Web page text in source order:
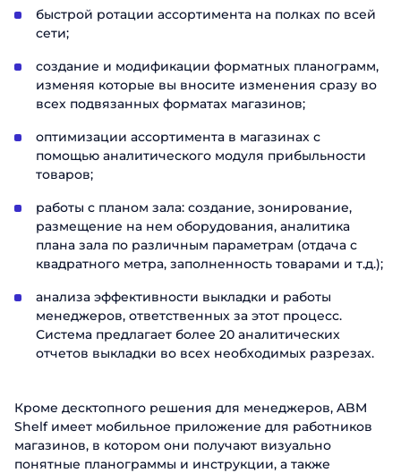
быстрой ротации ассортимента на полках по всей
сети;
создание и модификации форматных планограмм,
изменяя которые вы вносите изменения сразу во
всех подвязанных форматах магазинов;
оптимизации ассортимента в магазинах с
помощью аналитического модуля прибыльности
товаров;
работы с планом зала: создание, зонирование,
размещение на нем оборудования, аналитика
плана зала по различным параметрам (отдача с
квадратного метра, заполненность товарами и т.д.);
анализа эффективности выкладки и работы
менеджеров, ответственных за этот процесс.
Система предлагает более 20 аналитических
отчетов выкладки во всех необходимых разрезах.
Кроме десктопного решения для менеджеров, ABM
Shelf имеет мобильное приложение для работников
магазинов, в котором они получают визуально
понятные планограммы и инструкции, а также